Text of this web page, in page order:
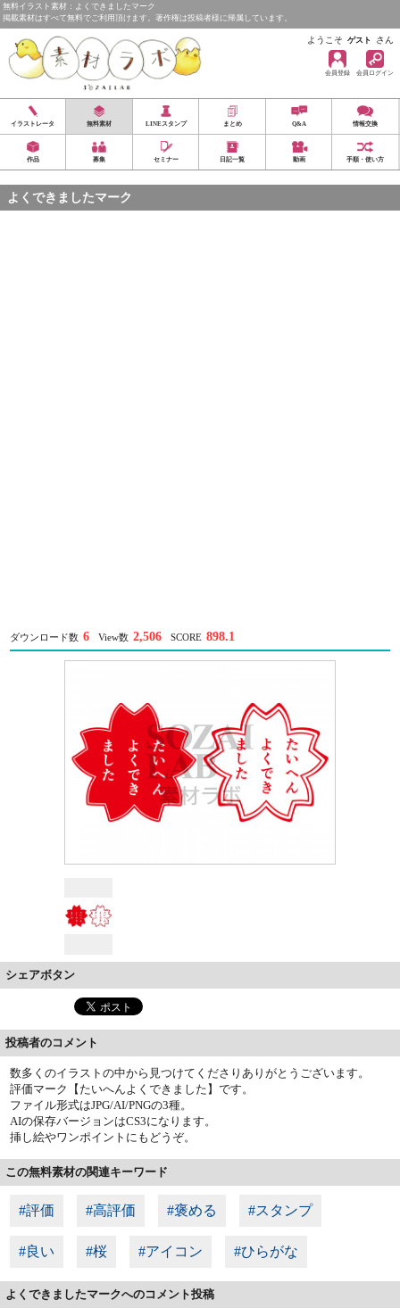
無料イラスト素材：よくできましたマーク
掲載素材はすべて無料でご利用頂けます。著作権は投稿者様に帰属しています。
ようこそ ゲスト さん
会員登録 会員ログイン
イラストレータ 無料素材 LINEスタンプ まとめ Q&A 情報交換
作品 募集 セミナー 日記一覧 動画 手順・使い方
よくできましたマーク
ダウンロード数 6 View数 2,506 SCORE 898.1
シェアボタン
投稿者のコメント
数多くのイラストの中から見つけてくださりありがとうございます。
評価マーク【たいへんよくできました】です。
ファイル形式はJPG/AI/PNGの3種。
AIの保存バージョンはCS3になります。
挿し絵やワンポイントにもどうぞ。
この無料素材の関連キーワード
#評価 #高評価 #褒める #スタンプ
#良い #桜 #アイコン #ひらがな
よくできましたマークへのコメント投稿